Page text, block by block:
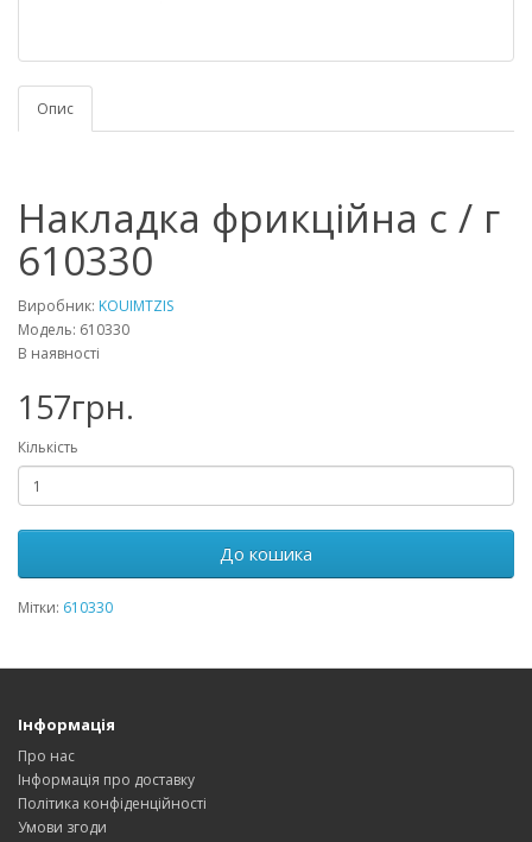
Опис
Накладка фрикційна с / г
610330
Виробник: KOUIMTZIS
Модель: 610330
В наявності
157грн.
Кількість
До кошика
Мітки: 610330
Інформація
Про нас
Інформація про доставку
Політика конфіденційності
Умови згоди